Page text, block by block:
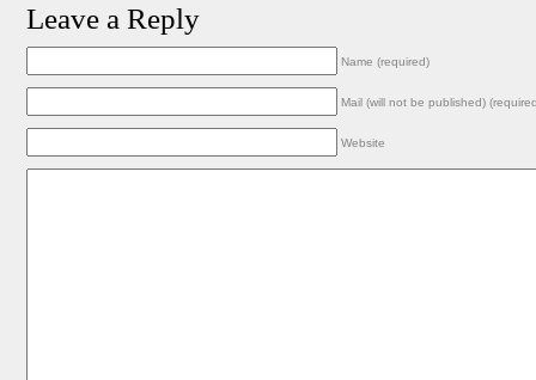
Leave a Reply
Name (required)
Mail (will not be published)
Website